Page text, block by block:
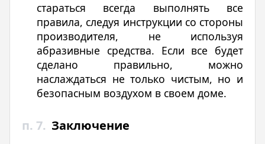
стараться всегда выполнять все
правила, следуя инструкции со стороны
производителя, не используя
абразивные средства. Если все будет
сделано правильно, можно
наслаждаться не только чистым, но и
безопасным воздухом в своем доме.
п. 7. Заключение